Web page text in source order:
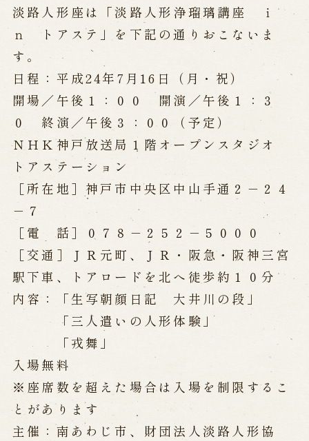
Performances info
Performance Calendar
Current Performances
Upcoming Performances
Touring show
Touring show
海外旅行客向け特別公演「くにうみ」
History
Awaji Island and the Myth of the
Birth of the Nation
History of Awaji Ningyo Joruri
Awaji Ningyo Joruri's original
performance
Awaji Ningyo Joruri (Puppet
Theater) Spreading
Traditional Performing Arts in
Minami-Awaji City
淡路人形座は「淡路人形浄瑠璃講座 ｉ
ｎ トアステ」を下記の通りおこないま
す。
日程：平成24年7月16日（月・祝）
開場／午後１：００ 開演／午後１：３
０ 終演／午後３：００（予定）
ＮＨＫ神戸放送局１階オープンスタジオ
トアステーション
［所在地］神戸市中央区中山手通２－２４
－７
［電 話］０７８－２５２－５０００
［交通］ＪＲ元町、ＪＲ・阪急・阪神三宮
駅下車、トアロードを北へ徒歩約１０分
内容：「生写朝顔日記 大井川の段」
「三人遣いの人形体験」
「戎舞」
入場無料
※座席数を超えた場合は入場を制限するこ
とがあります
主催：南あわじ市、財団法人淡路人形協